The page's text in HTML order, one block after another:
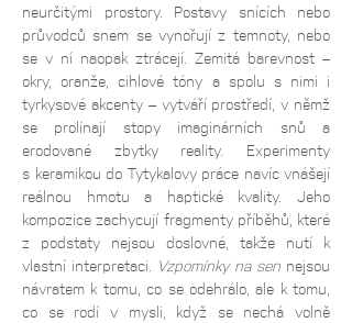
neurčitými prostory. Postavy snících nebo
průvodců snem se vynořují z temnoty, nebo
se v ní naopak ztrácejí. Zemitá barevnost –
okry, oranže, cihlové tóny a spolu s nimi i
tyrkysové akcenty – vytváří prostředí, v němž
se prolínají stopy imaginárních snů a
erodované zbytky reality. Experimenty
s keramikou do Tytykalovy práce navíc vnášejí
reálnou hmotu a haptické kvality. Jeho
kompozice zachycují fragmenty příběhů, které
z podstaty nejsou doslovné, takže nutí k
vlastní interpretaci. Vzpomínky na sen nejsou
návratem k tomu, co se odehrálo, ale k tomu,
co se rodí v mysli, když se nechá volně